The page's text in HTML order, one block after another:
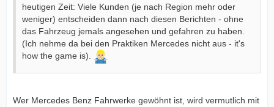
heutigen Zeit: Viele Kunden (je nach Region mehr oder
weniger) entscheiden dann nach diesen Berichten - ohne
das Fahrzeug jemals angesehen und gefahren zu haben.
(Ich nehme da bei den Praktiken Mercedes nicht aus - it's
how the game is).
Wer Mercedes Benz Fahrwerke gewöhnt ist, wird vermutlich mit